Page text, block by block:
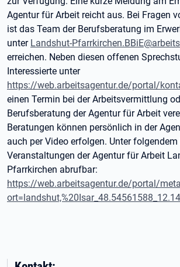
Agentur für Arbeit reicht aus. Bei Fragen
ist das Team der Berufsberatung im
unter Landshut-
erreichen. Neben diesen offenen
Interessierte unter
https://web.arbeitsagentur.de/portal/
einen Termin bei der Arbeitsvermittlung
Berufsberatung der Agentur für Arbeit
Beratungen können persönlich in der
auch per Video erfolgen. Unter
Veranstaltungen der Agentur für Arbeit
Pfarrkirchen abrufbar:
https://web.arbeitsagentur.de/portal/